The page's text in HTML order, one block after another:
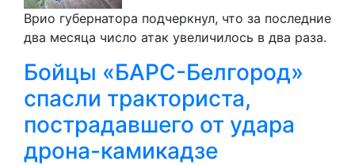
Врио губернатора подчеркнул, что за последние
два месяца число атак увеличилось в два раза.
Бойцы «БАРС-Белгород»
спасли тракториста,
пострадавшего от удара
дрона-камикадзе